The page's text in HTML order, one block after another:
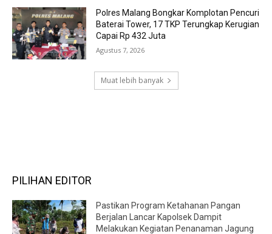
Polres Malang Bongkar Komplotan Pencuri
Baterai Tower, 17 TKP Terungkap Kerugian
Capai Rp 432 Juta
Agustus 7, 2026
Muat lebih banyak
PILIHAN EDITOR
Pastikan Program Ketahanan Pangan
Berjalan Lancar Kapolsek Dampit
Melakukan Kegiatan Penanaman Jagung